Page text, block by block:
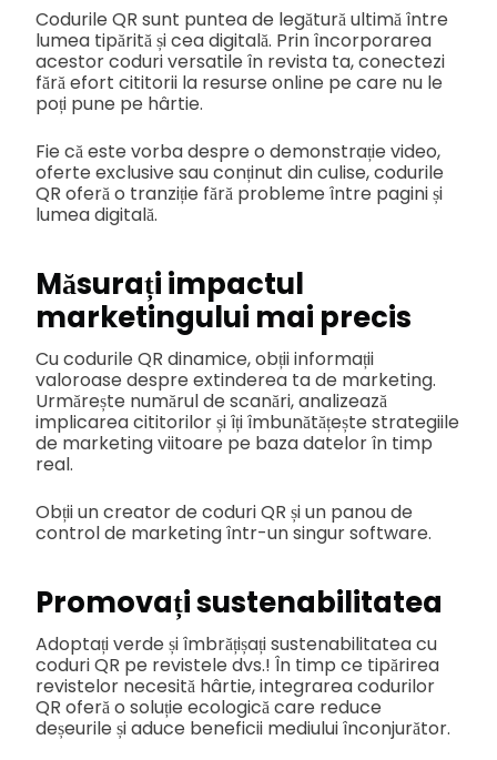
Codurile QR sunt puntea de legătură ultimă între
lumea tipărită și cea digitală. Prin încorporarea
acestor coduri versatile în revista ta, conectezi
fără efort cititorii la resurse online pe care nu le
poți pune pe hârtie.
Fie că este vorba despre o demonstrație video,
oferte exclusive sau conținut din culise, codurile
QR oferă o tranziție fără probleme între pagini și
lumea digitală.
Măsurați impactul
marketingului mai precis
Cu codurile QR dinamice, obții informații
valoroase despre extinderea ta de marketing.
Urmărește numărul de scanări, analizează
implicarea cititorilor și îți îmbunătățește strategiile
de marketing viitoare pe baza datelor în timp
real.
Obții un creator de coduri QR și un panou de
control de marketing într-un singur software.
Promovați sustenabilitatea
Adoptați verde și îmbrățișați sustenabilitatea cu
coduri QR pe revistele dvs.! În timp ce tipărirea
revistelor necesită hârtie, integrarea codurilor
QR oferă o soluție ecologică care reduce
deșeurile și aduce beneficii mediului înconjurător.